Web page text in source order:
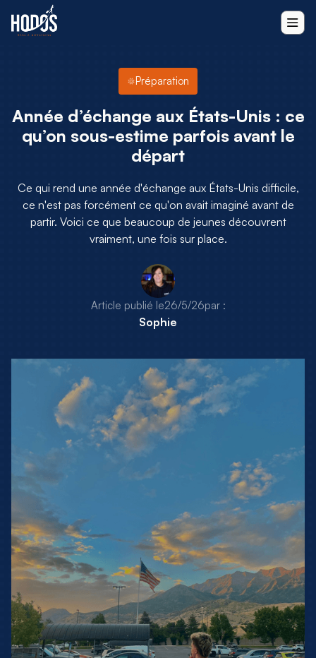
Préparation
Année d’échange aux États-Unis : ce
qu’on sous-estime parfois avant le
départ
Ce qui rend une année d'échange aux États-Unis difficile,
ce n'est pas forcément ce qu'on avait imaginé avant de
partir. Voici ce que beaucoup de jeunes découvrent
vraiment, une fois sur place.
Article publié le26/5/26par :
Sophie